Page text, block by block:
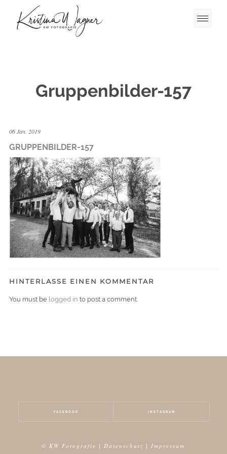
Gruppenbilder-157
06 Jan. 2019
GRUPPENBILDER-157
HINTERLASSE EINEN KOMMENTAR
You must be logged in to post a comment.
FACEBOOK INSTAGRAM
© KW Fotografie |Datenschutz |Impressum